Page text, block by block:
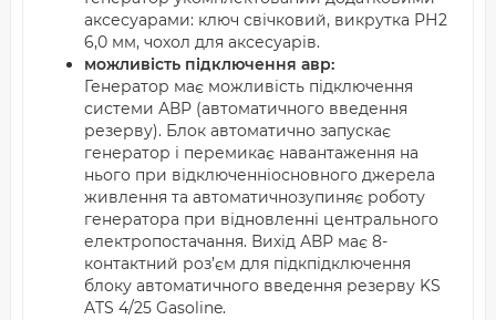
аксесуарами: ключ свічковий, викрутка РН2
6,0 мм, чохол для аксесуарів.
можливість підключення авр:
Генератор має можливість підключення
системи АВР (автоматичного введення
резерву). Блок автоматично запускає
генератор і перемикає навантаження на
нього при відключенніосновного джерела
живлення та автоматичнозупиняє роботу
генератора при відновленні центрального
електропостачання. Вихід АВР має 8-
контактний роз’єм для підкпідключення
блоку автоматичного введення резерву KS
ATS 4/25 Gasoline.